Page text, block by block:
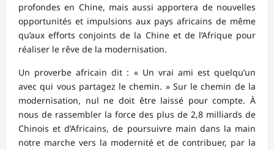
profondes en Chine, mais aussi apportera de nouvelles
opportunités et impulsions aux pays africains de même
qu’aux efforts conjoints de la Chine et de l’Afrique pour
réaliser le rêve de la modernisation.
Un proverbe africain dit : « Un vrai ami est quelqu’un
avec qui vous partagez le chemin. » Sur le chemin de la
modernisation, nul ne doit être laissé pour compte. À
nous de rassembler la force des plus de 2,8 milliards de
Chinois et d’Africains, de poursuivre main dans la main
notre marche vers la modernité et de contribuer, par la